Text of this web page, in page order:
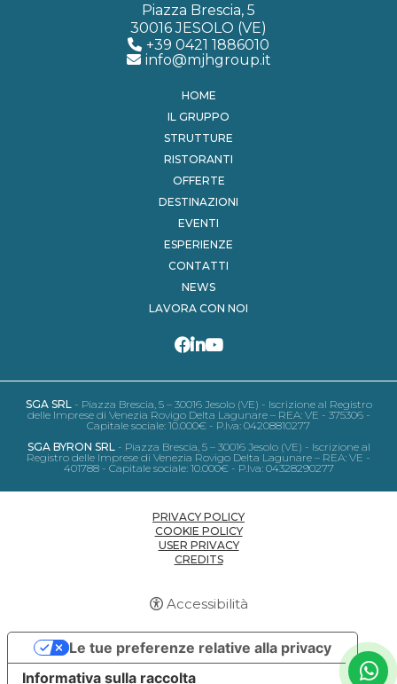
Piazza Brescia, 5
30016 JESOLO (VE)
+39 0421 1886010
info@mjhgroup.it
HOME
IL GRUPPO
STRUTTURE
RISTORANTI
OFFERTE
DESTINAZIONI
EVENTI
ESPERIENZE
CONTATTI
NEWS
LAVORA CON NOI
SGA SRL - Piazza Brescia, 5 – 30016 Jesolo (VE) - Iscrizione al Registro
delle Imprese di Venezia Rovigo Delta Lagunare – REA: VE - 375306 -
Capitale sociale: 10.000€ - P.Iva: 04208810277
SGA BYRON SRL - Piazza Brescia, 5 – 30016 Jesolo (VE) - Iscrizione al
Registro delle Imprese di Venezia Rovigo Delta Lagunare – REA: VE -
401788 - Capitale sociale: 10.000€ - P.Iva: 04328290277
PRIVACY POLICY
COOKIE POLICY
USER PRIVACY
CREDITS
Accessibilità
Informativa sulla raccolta
Le tue preferenze relative alla privacy